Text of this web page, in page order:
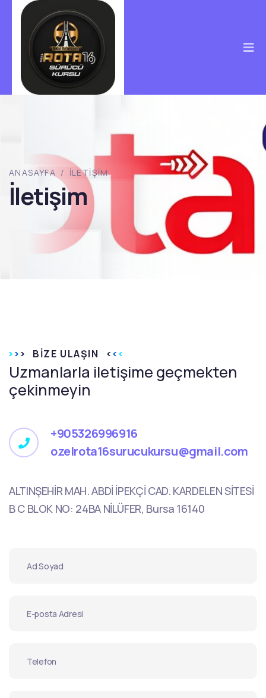
ANASAYFA / İLETIŞIM
İletişim
BIZE ULAŞIN
Uzmanlarla iletişime geçmekten
çekinmeyin
+905326996916
ozelrota16surucukursu@gmail.com
ALTINŞEHİR MAH. ABDİ İPEKÇİ CAD. KARDELEN SİTESİ
B C BLOK NO: 24BA NİLÜFER, Bursa 16140